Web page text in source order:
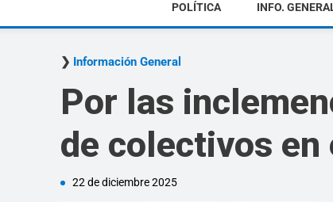
POLÍTICA INFO.
Información General
Por las
de colectivos
22 de diciembre 2025